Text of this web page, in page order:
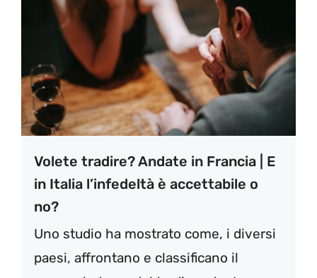
Volete tradire? Andate in Francia | E
in Italia l’infedeltà è accettabile o
no?
Uno studio ha mostrato come, i diversi
paesi, affrontano e classificano il